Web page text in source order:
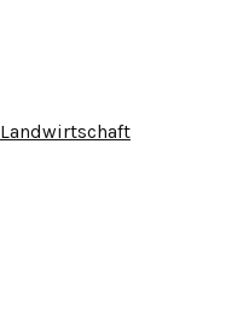
Landwirtschaft